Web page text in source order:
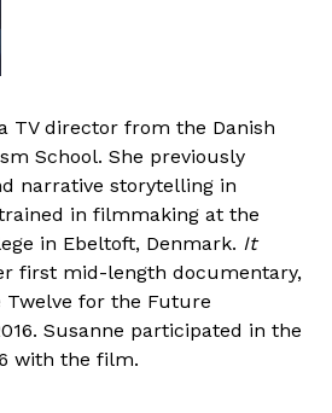
TV director from the Danish
School. She previously
narrative storytelling in
in filmmaking at the
in Ebeltoft, Denmark. It
first mid-length documentary,
for the Future
Susanne participated in the
with the film.